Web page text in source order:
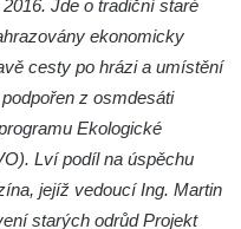
Na
Jde o tradiční staré
ekonomicky
cesty po hrázi a umístění
z osmdesáti
Ekologické
Lví podíl na úspěchu
jejíž vedoucí Ing. Martin
starých odrůd Projekt